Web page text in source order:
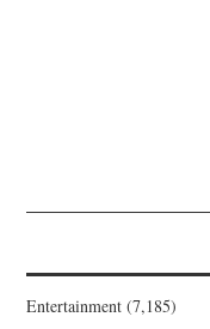
Entertainment (7,185)